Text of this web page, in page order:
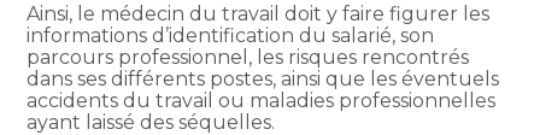
Ainsi, le médecin du travail doit y faire figurer les
informations d’identification du salarié, son
parcours professionnel, les risques rencontrés
dans ses différents postes, ainsi que les éventuels
accidents du travail ou maladies professionnelles
ayant laissé des séquelles.